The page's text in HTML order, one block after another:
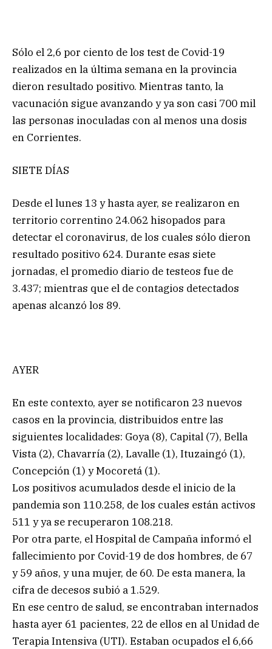
Sólo el 2,6 por ciento de los test de Covid-19
realizados en la última semana en la provincia
dieron resultado positivo. Mientras tanto, la
vacunación sigue avanzando y ya son casi 700 mil
las personas inoculadas con al menos una dosis
en Corrientes.
SIETE DÍAS
Desde el lunes 13 y hasta ayer, se realizaron en
territorio correntino 24.062 hisopados para
detectar el coronavirus, de los cuales sólo dieron
resultado positivo 624. Durante esas siete
jornadas, el promedio diario de testeos fue de
3.437; mientras que el de contagios detectados
apenas alcanzó los 89.
AYER
En este contexto, ayer se notificaron 23 nuevos
casos en la provincia, distribuidos entre las
siguientes localidades: Goya (8), Capital (7), Bella
Vista (2), Chavarría (2), Lavalle (1), Ituzaingó (1),
Concepción (1) y Mocoretá (1).
Los positivos acumulados desde el inicio de la
pandemia son 110.258, de los cuales están activos
511 y ya se recuperaron 108.218.
Por otra parte, el Hospital de Campaña informó el
fallecimiento por Covid-19 de dos hombres, de 67
y 59 años, y una mujer, de 60. De esta manera, la
cifra de decesos subió a 1.529.
En ese centro de salud, se encontraban internados
hasta ayer 61 pacientes, 22 de ellos en al Unidad de
Terapia Intensiva (UTI). Estaban ocupados el 6,66